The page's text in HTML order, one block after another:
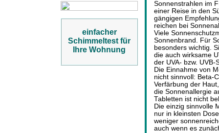
einfacher
Schimmeltest für
Ihre Wohnung
Sonnenstrahlen im
einer Reise in den
gängigen
reichen bei
Viele
Sonnenbrand. Für
besonders wichtig.
die auch wirksame
der UVA- bzw.
Die Einnahme von
nicht sinnvoll: Beta-
Verfärbung der
die Sonnenallergie
Tabletten ist nicht
Die einzig sinnvolle
nur in kleinsten
weniger
auch wenn es